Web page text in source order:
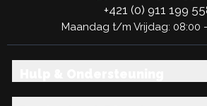
+421 (0) 911 199
Maandag t/m Vrijdag: 08:00